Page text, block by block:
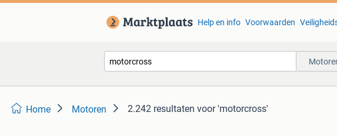
Help en info Voorwaarden
Home Motoren 2.242 resultaten voor 'motorcross'